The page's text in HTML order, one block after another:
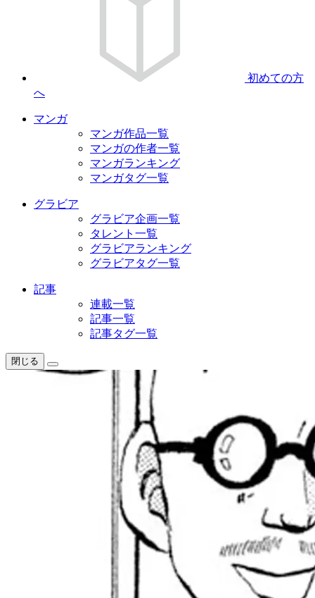
初めての方
へ
マンガ
マンガ作品一覧
マンガの作者一覧
マンガランキング
マンガタグ一覧
グラビア
グラビア企画一覧
タレント一覧
グラビアランキング
グラビアタグ一覧
記事
連載一覧
記事一覧
記事タグ一覧
閉じる